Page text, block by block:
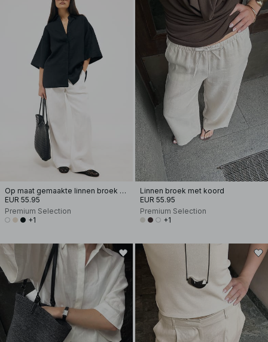
Op maat gemaakte linnen broek met wijde pijpen
EUR 55.95
Premium Selection
+1
Linnen broek met koord
EUR 55.95
Premium Selection
+1